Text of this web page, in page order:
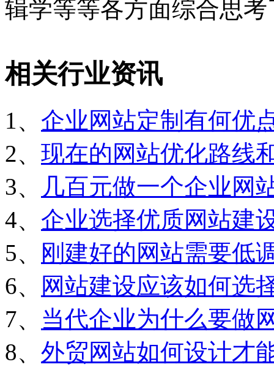
辑学等等各方面综合思考
相关行业资讯
1、 企业网站定制有何优
2、 现在的网站优化路线
3、
几百元做一个企业网
4、 企业选择优质网站建
5、
刚建好的网站需要低
6、
网站建设应该如何选
7、 当代企业为什么要做
8、 外贸网站如何设计才